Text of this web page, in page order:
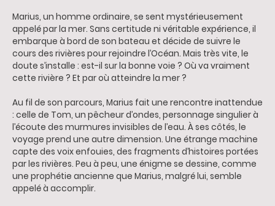
Marius, un homme ordinaire, se sent mystérieusement
appelé par la mer. Sans certitude ni véritable expérience, il
embarque à bord de son bateau et décide de suivre le
cours des rivières pour rejoindre l’Océan. Mais très vite, le
doute s’installe : est-il sur la bonne voie ? Où va vraiment
cette rivière ? Et par où atteindre la mer ?
Au fil de son parcours, Marius fait une rencontre inattendue
: celle de Tom, un pêcheur d’ondes, personnage singulier à
l’écoute des murmures invisibles de l’eau. À ses côtés, le
voyage prend une autre dimension. Une étrange machine
capte des voix enfouies, des fragments d’histoires portées
par les rivières. Peu à peu, une énigme se dessine, comme
une prophétie ancienne que Marius, malgré lui, semble
appelé à accomplir.